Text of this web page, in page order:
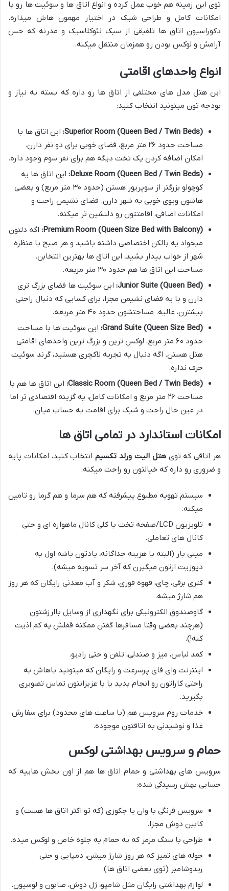
توی این زمینه هم خوب عمل کرده و انواع اتاق ها و سوئیت ها رو با
امکانات کامل و طراحی شیک در اختیار مهمون هاش میذاره.
دکوراسیون اتاق ها تلفیقی از سبک نئوکلاسیک و مدرنه که حس
آرامش و لوکس بودن رو همزمان منتقل میکنه.
انواع واحدهای اقامتی
این هتل مدل های مختلفی از اتاق ها رو داره که بسته به نیاز و
بودجه تون میتونید انتخاب کنید:
Superior Room (Queen Bed / Twin Beds): این اتاق ها با
مساحت حدود ۲۶ متر مربع، فضای خوبی برای دو نفر دارن.
امکان اضافه کردن یک تخت دیگه هم برای نفر سوم وجود داره.
Deluxe Room (Queen Bed / Twin Beds): این اتاق ها یه
کوچولو بزرگتر از سوپریور هستن (حدود ۳۰ متر مربع) و بعضی
هاشون ویوی خوبی به شهر دارن. فضای نشیمن راحت و
امکانات اضافی، اقامتتون رو دلنشین تر میکنه.
Premium Room (Queen Size Bed with Balcony): اگه دلتون
میخواد یه بالکن اختصاصی داشته باشید و هر صبح با منظره
شهر از خواب بیدار بشید، این اتاق ها بهترین انتخابن.
مساحت این اتاق ها هم حدود ۳۰ متر مربعه.
Junior Suite (Queen Bed): این سوئیت ها فضای بزرگ تری
دارن و با یه فضای نشیمن مجزا، برای کسایی که دنبال راحتی
بیشترن، عالیه. مساحتشون حدود ۴۰ متر مربعه.
Grand Suite (Queen Size Bed): این سوئیت ها با مساحت
حدود ۶۰ متر مربع، لوکس ترین و بزرگ ترین واحدهای اقامتی
هتل هستن. اگه دنبال یه تجربه لاکچری هستید، گرند سوئیت
حرف نداره.
Classic Room (Queen Bed / Twin Beds): این اتاق ها هم با
مساحت ۲۶ متر مربع و امکانات کامل، یه گزینه اقتصادی تر اما
در عین حال راحت و شیک برای اقامت به حساب میان.
امکانات استاندارد در تمامی اتاق ها
هر اتاقی که تویهتل الیت ورلد تکسیمانتخاب کنید، امکانات پایه
و ضروری رو داره که خیالتون رو راحت میکنه:
سیستم تهویه مطبوع پیشرفته که هم سرما و هم گرما رو تامین
میکنه.
تلویزیون LCD/صفحه تخت با کلی کانال ماهواره ای و حتی
کانال های تعاملی.
مینی بار (البته با هزینه جداگانه، یادتون باشه اول یه
دپوزیت ازتون میگیرن که آخر سر تسویه میشه).
کتری برقی، چای، قهوه فوری، شکر و آب معدنی رایگان که هر روز
هم شارژ میشه.
گاوصندوق الکترونیکی برای نگهداری از وسایل باارزشتون
(هرچند بعضی وقتا مسافرها گفتن ممکنه قفلش یه کم اذیت
کنه!).
کمد لباس، میز و صندلی، تلفن و حتی رادیو.
اینترنت وای فای پرسرعت و رایگان که میتونید باهاش به
راحتی کاراتون رو انجام بدید یا با عزیزانتون تماس تصویری
بگیرید.
خدمات روم سرویس هم (با ساعت های محدود) برای سفارش
غذا و نوشیدنی به اتاقتون موجوده.
حمام و سرویس بهداشتی لوکس
سرویس های بهداشتی و حمام اتاق ها هم از اون بخش هاییه که
حسابی بهش رسیدگی شده:
سرویس فرنگی با وان یا جکوزی (که تو اکثر اتاق ها هست) و
کابین دوش مجزا.
طراحی با سنگ مرمر که به حمام یه جلوه خاص و لوکس میده.
حوله های تمیز که هر روز شارژ میشن، دمپایی و حتی
ربدوشامبر (توی بعضی اتاق ها).
لوازم بهداشتی رایگان مثل شامپو، ژل دوش، صابون و لوسیون.